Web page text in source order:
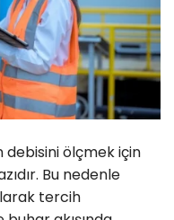
debisini ölçmek için
Bu nedenle
tercih